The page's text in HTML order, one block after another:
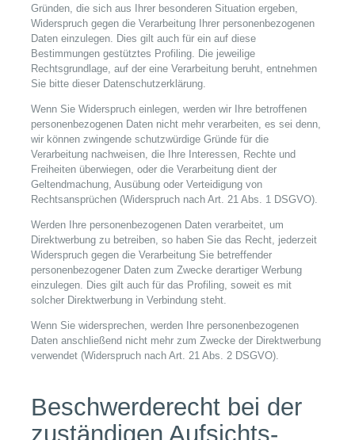
Gründen, die sich aus Ihrer besonderen Situation ergeben,
Widerspruch gegen die Verarbeitung Ihrer personenbezogenen
Daten einzulegen. Dies gilt auch für ein auf diese
Bestimmungen gestütztes Profiling. Die jeweilige
Rechtsgrundlage, auf der eine Verarbeitung beruht, entnehmen
Sie bitte dieser Datenschutzerklärung.
Wenn Sie Widerspruch einlegen, werden wir Ihre betroffenen
personenbezogenen Daten nicht mehr verarbeiten, es sei denn,
wir können zwingende schutzwürdige Gründe für die
Verarbeitung nachweisen, die Ihre Interessen, Rechte und
Freiheiten überwiegen, oder die Verarbeitung dient der
Geltendmachung, Ausübung oder Verteidigung von
Rechtsansprüchen (Widerspruch nach Art. 21 Abs. 1 DSGVO).
Werden Ihre personenbezogenen Daten verarbeitet, um
Direktwerbung zu betreiben, so haben Sie das Recht, jederzeit
Widerspruch gegen die Verarbeitung Sie betreffender
personenbezogener Daten zum Zwecke derartiger Werbung
einzulegen. Dies gilt auch für das Profiling, soweit es mit
solcher Direktwerbung in Verbindung steht.
Wenn Sie widersprechen, werden Ihre personenbezogenen
Daten anschließend nicht mehr zum Zwecke der Direktwerbung
verwendet (Widerspruch nach Art. 21 Abs. 2 DSGVO).
Beschwerde­recht bei der
zuständigen Aufsichts­